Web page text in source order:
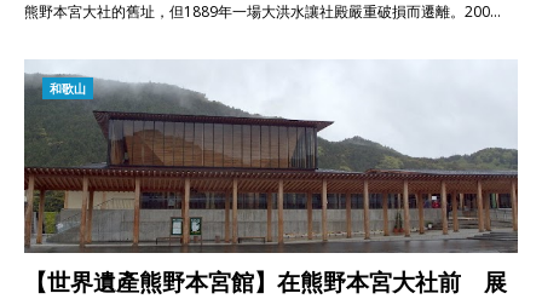
熊野本宮大社的舊址，但1889年一場大洪水讓社殿嚴重破損而遷離。200…
和歌山
【世界遺產熊野本宮館】在熊野本宮大社前 展